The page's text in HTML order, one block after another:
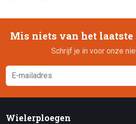
Mis niets van het
Schrijf je in voor onze
Wielerploegen